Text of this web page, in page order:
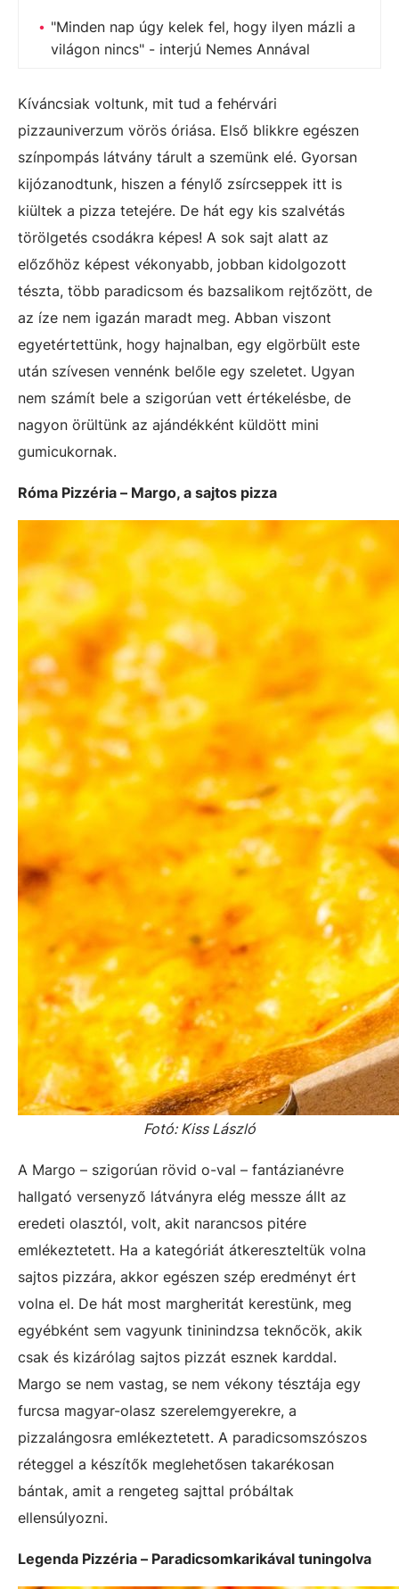
"Minden nap úgy kelek fel, hogy ilyen mázli a
világon nincs" - interjú Nemes Annával
Kíváncsiak voltunk, mit tud a fehérvári
pizzauniverzum vörös óriása. Első blikkre egészen
színpompás látvány tárult a szemünk elé. Gyorsan
kijózanodtunk, hiszen a fénylő zsírcseppek itt is
kiültek a pizza tetejére. De hát egy kis szalvétás
törölgetés csodákra képes! A sok sajt alatt az
előzőhöz képest vékonyabb, jobban kidolgozott
tészta, több paradicsom és bazsalikom rejtőzött, de
az íze nem igazán maradt meg. Abban viszont
egyetértettünk, hogy hajnalban, egy elgörbült este
után szívesen vennénk belőle egy szeletet. Ugyan
nem számít bele a szigorúan vett értékelésbe, de
nagyon örültünk az ajándékként küldött mini
gumicukornak.
Róma Pizzéria – Margo, a sajtos pizza
Fotó: Kiss László
A Margo – szigorúan rövid o-val – fantázianévre
hallgató versenyző látványra elég messze állt az
eredeti olasztól, volt, akit narancsos pitére
emlékeztetett. Ha a kategóriát átkereszteltük volna
sajtos pizzára, akkor egészen szép eredményt ért
volna el. De hát most margheritát kerestünk, meg
egyébként sem vagyunk tininindzsa teknőcök, akik
csak és kizárólag sajtos pizzát esznek karddal.
Margo se nem vastag, se nem vékony tésztája egy
furcsa magyar-olasz szerelemgyerekre, a
pizzalángosra emlékeztetett. A paradicsomszószos
réteggel a készítők meglehetősen takarékosan
bántak, amit a rengeteg sajttal próbáltak
ellensúlyozni.
Legenda Pizzéria – Paradicsomkarikával tuningolva